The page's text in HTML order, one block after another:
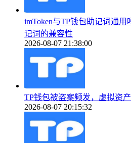
imToken与TP钱包助记词通
记词的兼容性
2026-08-07 21:38:00
TP钱包被盗案频发，虚拟资
2026-08-07 20:15:32